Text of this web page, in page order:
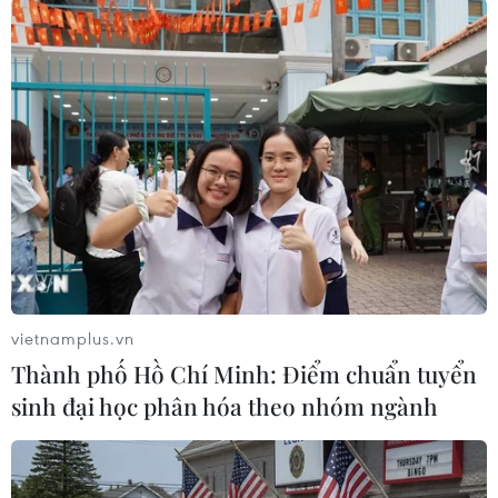
#Quảng Bình
#Vũng Chùa Đảo Yến
#Đại tướng Võ Nguyên Giáp
#Tết Trồng cây
#Trung ương Đoàn Thanh niên
#Cây báng
#Cây phi lao
Quảng Bình Quảng Trị
Theo dõi VietnamPlus
TIN LIÊN QUAN
vietnamplus.vn
Thành phố Hồ Chí Minh: Điểm chuẩn tuyển
sinh đại học phân hóa theo nhóm ngành